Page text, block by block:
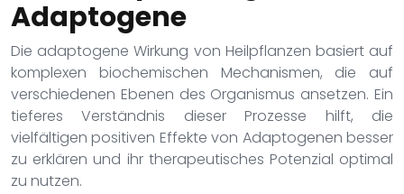
Adaptogene
Die adaptogene Wirkung von Heilpflanzen basiert auf
komplexen biochemischen Mechanismen, die auf
verschiedenen Ebenen des Organismus ansetzen. Ein
tieferes Verständnis dieser Prozesse hilft, die
vielfältigen positiven Effekte von Adaptogenen besser
zu erklären und ihr therapeutisches Potenzial optimal
zu nutzen.